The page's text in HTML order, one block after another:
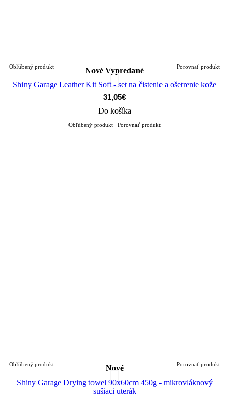
Nové Vypredané
Obľúbený produkt Porovnať produkt
Shiny Garage Leather Kit Soft - set na čistenie a ošetrenie kože
31,05€
Do košíka
Obľúbený produkt Porovnať produkt
Nové
Obľúbený produkt Porovnať produkt
Shiny Garage Drying towel 90x60cm 450g - mikrovláknový
sušiaci uterák